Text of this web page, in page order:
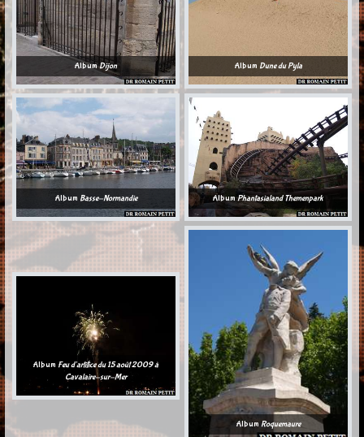
AlbumDijon Album Dune du Pyla
Album Basse-Normandie AlbumPhantasialand Themenpark
Album Feu d'artifice du 15 août 2009 à
Cavalaire-sur-Mer
Album Roquemaure